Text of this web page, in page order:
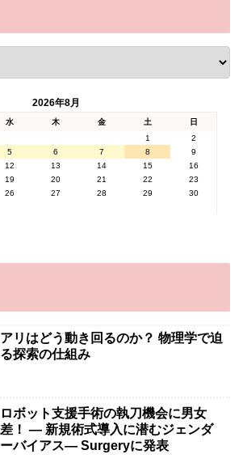
2026年8月
水 木 金 土
日
1
2
5 6 7 8
9
12 13 14 15
16
19 20 21 22
23
26 27 28 29
30
アリはどう動き回るのか？ 物理学で迫
る探索の仕組み
ロボット支援手術の執刀機会に男女
差！ — 新規術式導入に潜むジェンダ
ーバイアス— Surgeryに発表